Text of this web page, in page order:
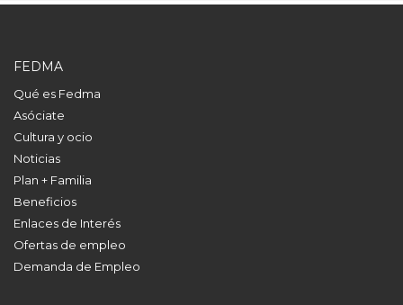
FEDMA
Qué es Fedma
Asóciate
Cultura y ocio
Noticias
Plan + Familia
Beneficios
Enlaces de Interés
Ofertas de empleo
Demanda de Empleo